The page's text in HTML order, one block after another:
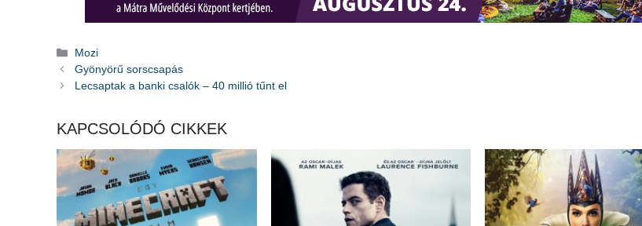
Kategória
Mozi
Gyönyörű sorscsapás
Lecsaptak a banki csalók – 40 millió tűnt el
KAPCSOLÓDÓ CIKKEK